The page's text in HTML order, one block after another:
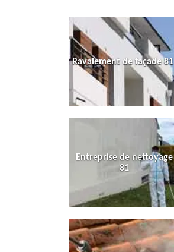
Ravalement de façade 81
Entreprise de nettoyage
81